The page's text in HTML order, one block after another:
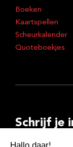
Boeken
Kaartspellen
Scheurkalender
Quoteboekjes
Schrijf je